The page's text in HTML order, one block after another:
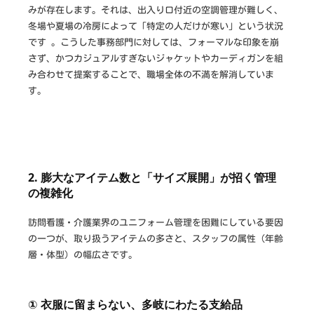
みが存在します。それは、出入り口付近の空調管理が難しく、
冬場や夏場の冷房によって「特定の人だけが寒い」という状況
です 。こうした事務部門に対しては、フォーマルな印象を崩
さず、かつカジュアルすぎないジャケットやカーディガンを組
み合わせて提案することで、職場全体の不満を解消していま
す。
2. 膨大なアイテム数と「サイズ展開」が招く管理
の複雑化
訪問看護・介護業界のユニフォーム管理を困難にしている要因
の一つが、取り扱うアイテムの多さと、スタッフの属性（年齢
層・体型）の幅広さです。
① 衣服に留まらない、多岐にわたる支給品